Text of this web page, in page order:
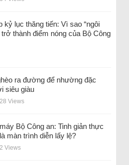
kỷ lục thăng tiến: Vì sao “ngôi
thành điểm nóng của Bộ Công
ra đường để nhường đặc
siêu giàu
Views
Bộ Công an: Tinh giản thực
màn trình diễn lấy lệ?
Views